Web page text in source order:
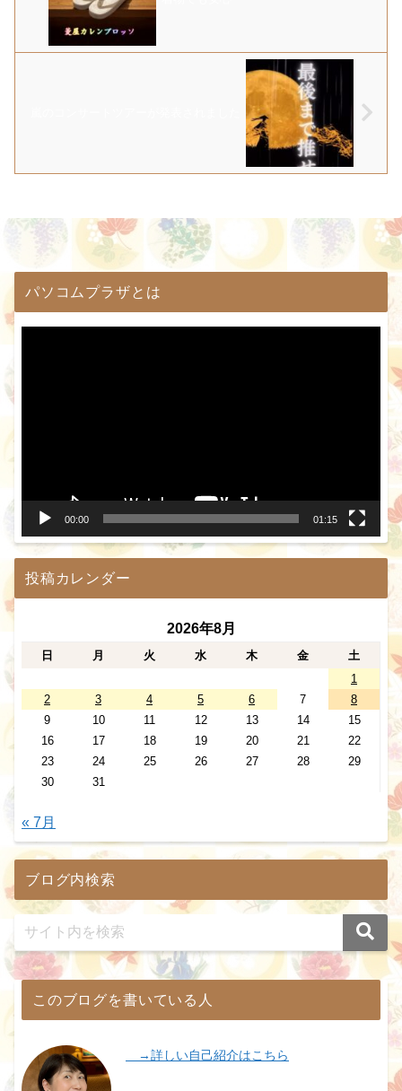
パソコムプラザとは
00:00 01:15
投稿カレンダー
2026年8月
日 月 火 水 木 金
土
1
2
3 4 5 6 7
8
9
10 11 12 13 14
15
16
17 18 19 20 21
22
23
24 25 26 27 28
29
30
31
« 7月
ブログ内検索
このブログを書いている人
→詳しい自己紹介はこちら